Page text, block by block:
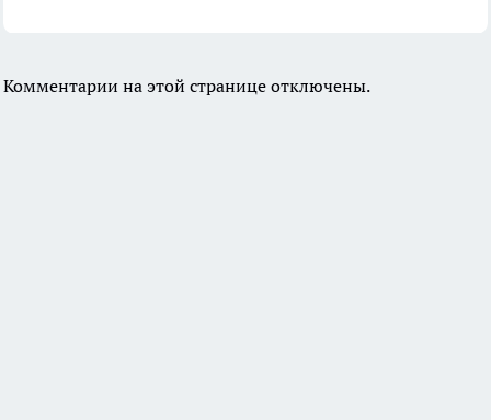
Комментарии на этой странице отключены.